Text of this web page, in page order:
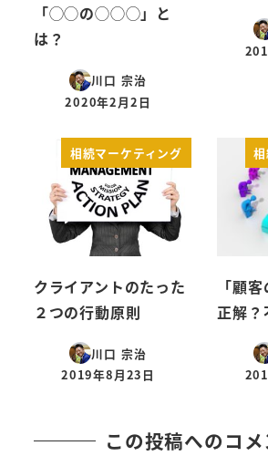
「◯◯の◯◯◯」と
は？
川口 宗治
投稿日
2020年2月2日
投
相続マーケティング
クライアントのたった
２つの行動原則
川口 宗治
投稿日
2019年8月23日
「顧
正解？
投
この投稿へのコメ